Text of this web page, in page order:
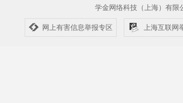
学金网络科技（上海）有
网上有害信息举报专区 上海互联网